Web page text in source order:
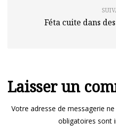
Féta cuite dans
Laisser un
Votre adresse de messagerie
obligatoires sont